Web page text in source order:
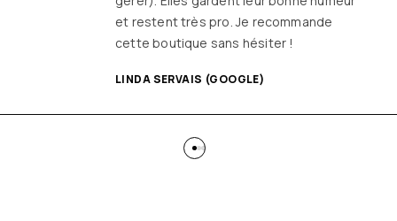
on ne sort jamais (ou presque) sans rien